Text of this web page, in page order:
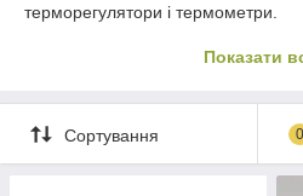
терморегулятори і термометри.
температури
• термометр біметалічний
Показати
Сортування 0